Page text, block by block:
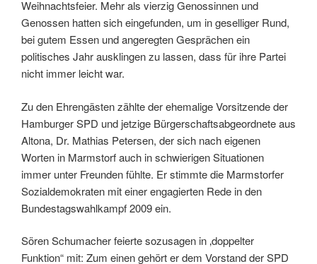
Weihnachtsfeier. Mehr als vierzig Genossinnen und
Genossen hatten sich eingefunden, um in geselliger Rund,
bei gutem Essen und angeregten Gesprächen ein
politisches Jahr ausklingen zu lassen, dass für ihre Partei
nicht immer leicht war.
Zu den Ehrengästen zählte der ehemalige Vorsitzende der
Hamburger SPD und jetzige Bürgerschaftsabgeordnete aus
Altona, Dr. Mathias Petersen, der sich nach eigenen
Worten in Marmstorf auch in schwierigen Situationen
immer unter Freunden fühlte. Er stimmte die Marmstorfer
Sozialdemokraten mit einer engagierten Rede in den
Bundestagswahlkampf 2009 ein.
Sören Schumacher feierte sozusagen in ‚doppelter
Funktion“ mit: Zum einen gehört er dem Vorstand der SPD